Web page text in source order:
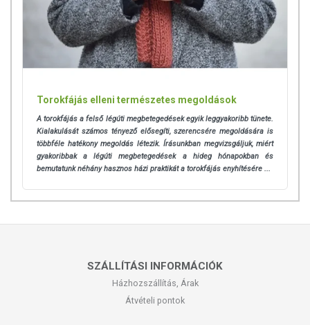
Torokfájás elleni természetes megoldások
A torokfájása felső légúti megbetegedések egyik leggyakoribb tünete.
Kialakulását számos tényező elősegíti, szerencsére megoldására is
többféle hatékony megoldás létezik. Írásunkban megvizsgáljuk, miért
gyakoribbak a légúti megbetegedések a hideg hónapokban és
bemutatunk néhány hasznos házi praktikát a torokfájás enyhítésére ...
SZÁLLÍTÁSI INFORMÁCIÓK
Házhozszállítás, Árak
Átvételi pontok